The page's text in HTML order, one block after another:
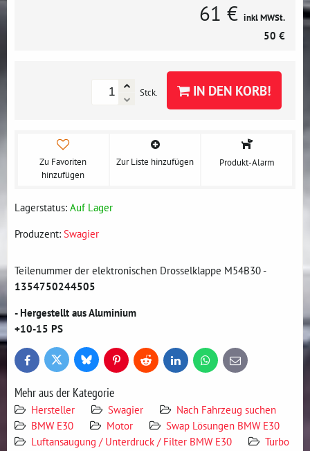
61 € inkl MWSt.
50 €
Stck. IN DEN KORB!
Zu Favoriten
hinzufügen
Zur Liste hinzufügen Produkt-Alarm
Lagerstatus: Auf Lager
Produzent: Swagier
Teilenummer der elektronischen Drosselklappe M54B30 -
1354750244505
- Hergestellt aus Aluminium
+10-15 PS
FacebookTwitter BlueskyPinterestReddit LinkedInWhatsApp
E-
mail
Mehr aus der Kategorie
Hersteller Swagier
Nach Fahrzeug suchen
BMW E30
Motor
Swap Lösungen BMW E30
Luftansaugung / Unterdruck / Filter BMW E30
Turbo